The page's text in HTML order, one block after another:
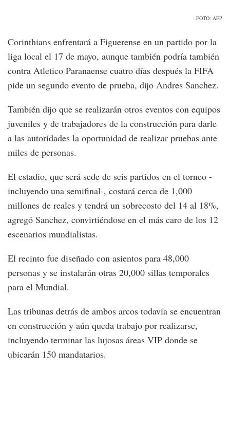
FOTO: AFP
Corinthians enfrentará a Figuerense en un partido por la
liga local el 17 de mayo, aunque también podría también
contra Atletico Paranaense cuatro días después la FIFA
pide un segundo evento de prueba, dijo Andres Sanchez.
También dijo que se realizarán otros eventos con equipos
juveniles y de trabajadores de la construcción para darle
a las autoridades la oportunidad de realizar pruebas ante
miles de personas.
El estadio, que será sede de seis partidos en el torneo -
incluyendo una semifinal-, costará cerca de 1,000
millones de reales y tendrá un sobrecosto del 14 al 18%,
agregó Sanchez, convirtiéndose en el más caro de los 12
escenarios mundialistas.
El recinto fue diseñado con asientos para 48,000
personas y se instalarán otras 20,000 sillas temporales
para el Mundial.
Las tribunas detrás de ambos arcos todavía se encuentran
en construcción y aún queda trabajo por realizarse,
incluyendo terminar las lujosas áreas VIP donde se
ubicarán 150 mandatarios.